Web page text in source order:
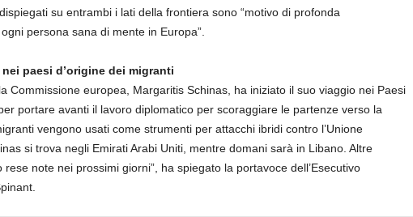
su entrambi i lati della frontiera sono “motivo di profonda
persona sana di mente in Europa”.
paesi d’origine dei migranti
Commissione europea, Margaritis Schinas, ha iniziato il suo viaggio nei Paesi
portare avanti il lavoro diplomatico per scoraggiare le partenze verso la
vengono usati come strumenti per attacchi ibridi contro l’Unione
si trova negli Emirati Arabi Uniti, mentre domani sarà in Libano. Altre
note nei prossimi giorni”, ha spiegato la portavoce dell’Esecutivo